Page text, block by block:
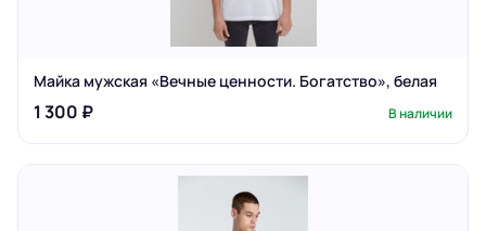
Майка мужская «Вечные ценности. Богатство», белая
1 300 ₽ В наличии